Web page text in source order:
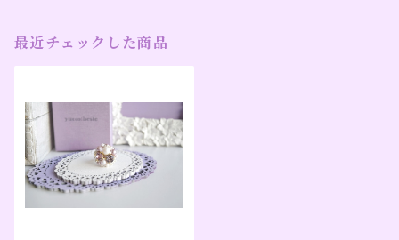
最近チェックした商品